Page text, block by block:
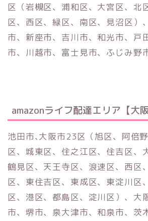
区（岩槻区、浦和区、大宮区、北
区、西区、緑区、南区、見沼区）
市、新座市、吉川市、和光市、戸
市、川越市、富士見市、ふじみ野
amazonライフ配達エリア【大阪
池田市､大阪市23区（旭区、阿倍
区、城東区、住之江区、住吉区、
鶴見区、天王寺区、浪速区、西区
区、東住吉区、東成区、東淀川区
区、港区、都島区、淀川区）、大
市、堺市、泉大津市、和泉市、茨